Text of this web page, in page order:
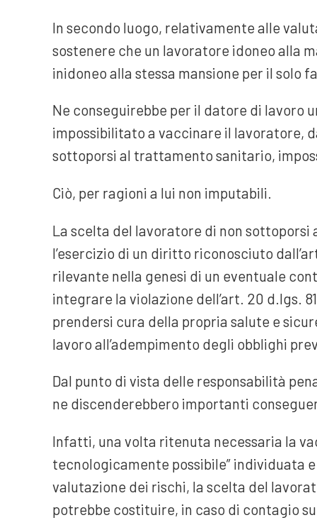
In secondo luogo, relativamente alle
sostenere che un lavoratore idoneo alla
inidoneo alla stessa mansione per il solo
Ne conseguirebbe per il datore di lavoro
impossibilitato a vaccinare il lavoratore,
sottoporsi al trattamento sanitario,
Ciò, per ragioni a lui non imputabili.
La scelta del lavoratore di non
l’esercizio di un diritto riconosciuto
rilevante nella genesi di un eventuale
integrare la violazione dell’art. 20 d.lgs.
prendersi cura della propria salute e
lavoro all’adempimento degli obblighi
Dal punto di vista delle responsabilità
ne discenderebbero importanti
Infatti, una volta ritenuta necessaria la
tecnologicamente possibile” individuata
valutazione dei rischi, la scelta del
potrebbe costituire, in caso di contagio